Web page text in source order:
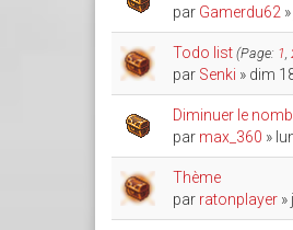
par Gamerdu62
Todo list (Page: 1,
par Senki » dim
Diminuer le
par max_360 »
Thème
par ratonplayer